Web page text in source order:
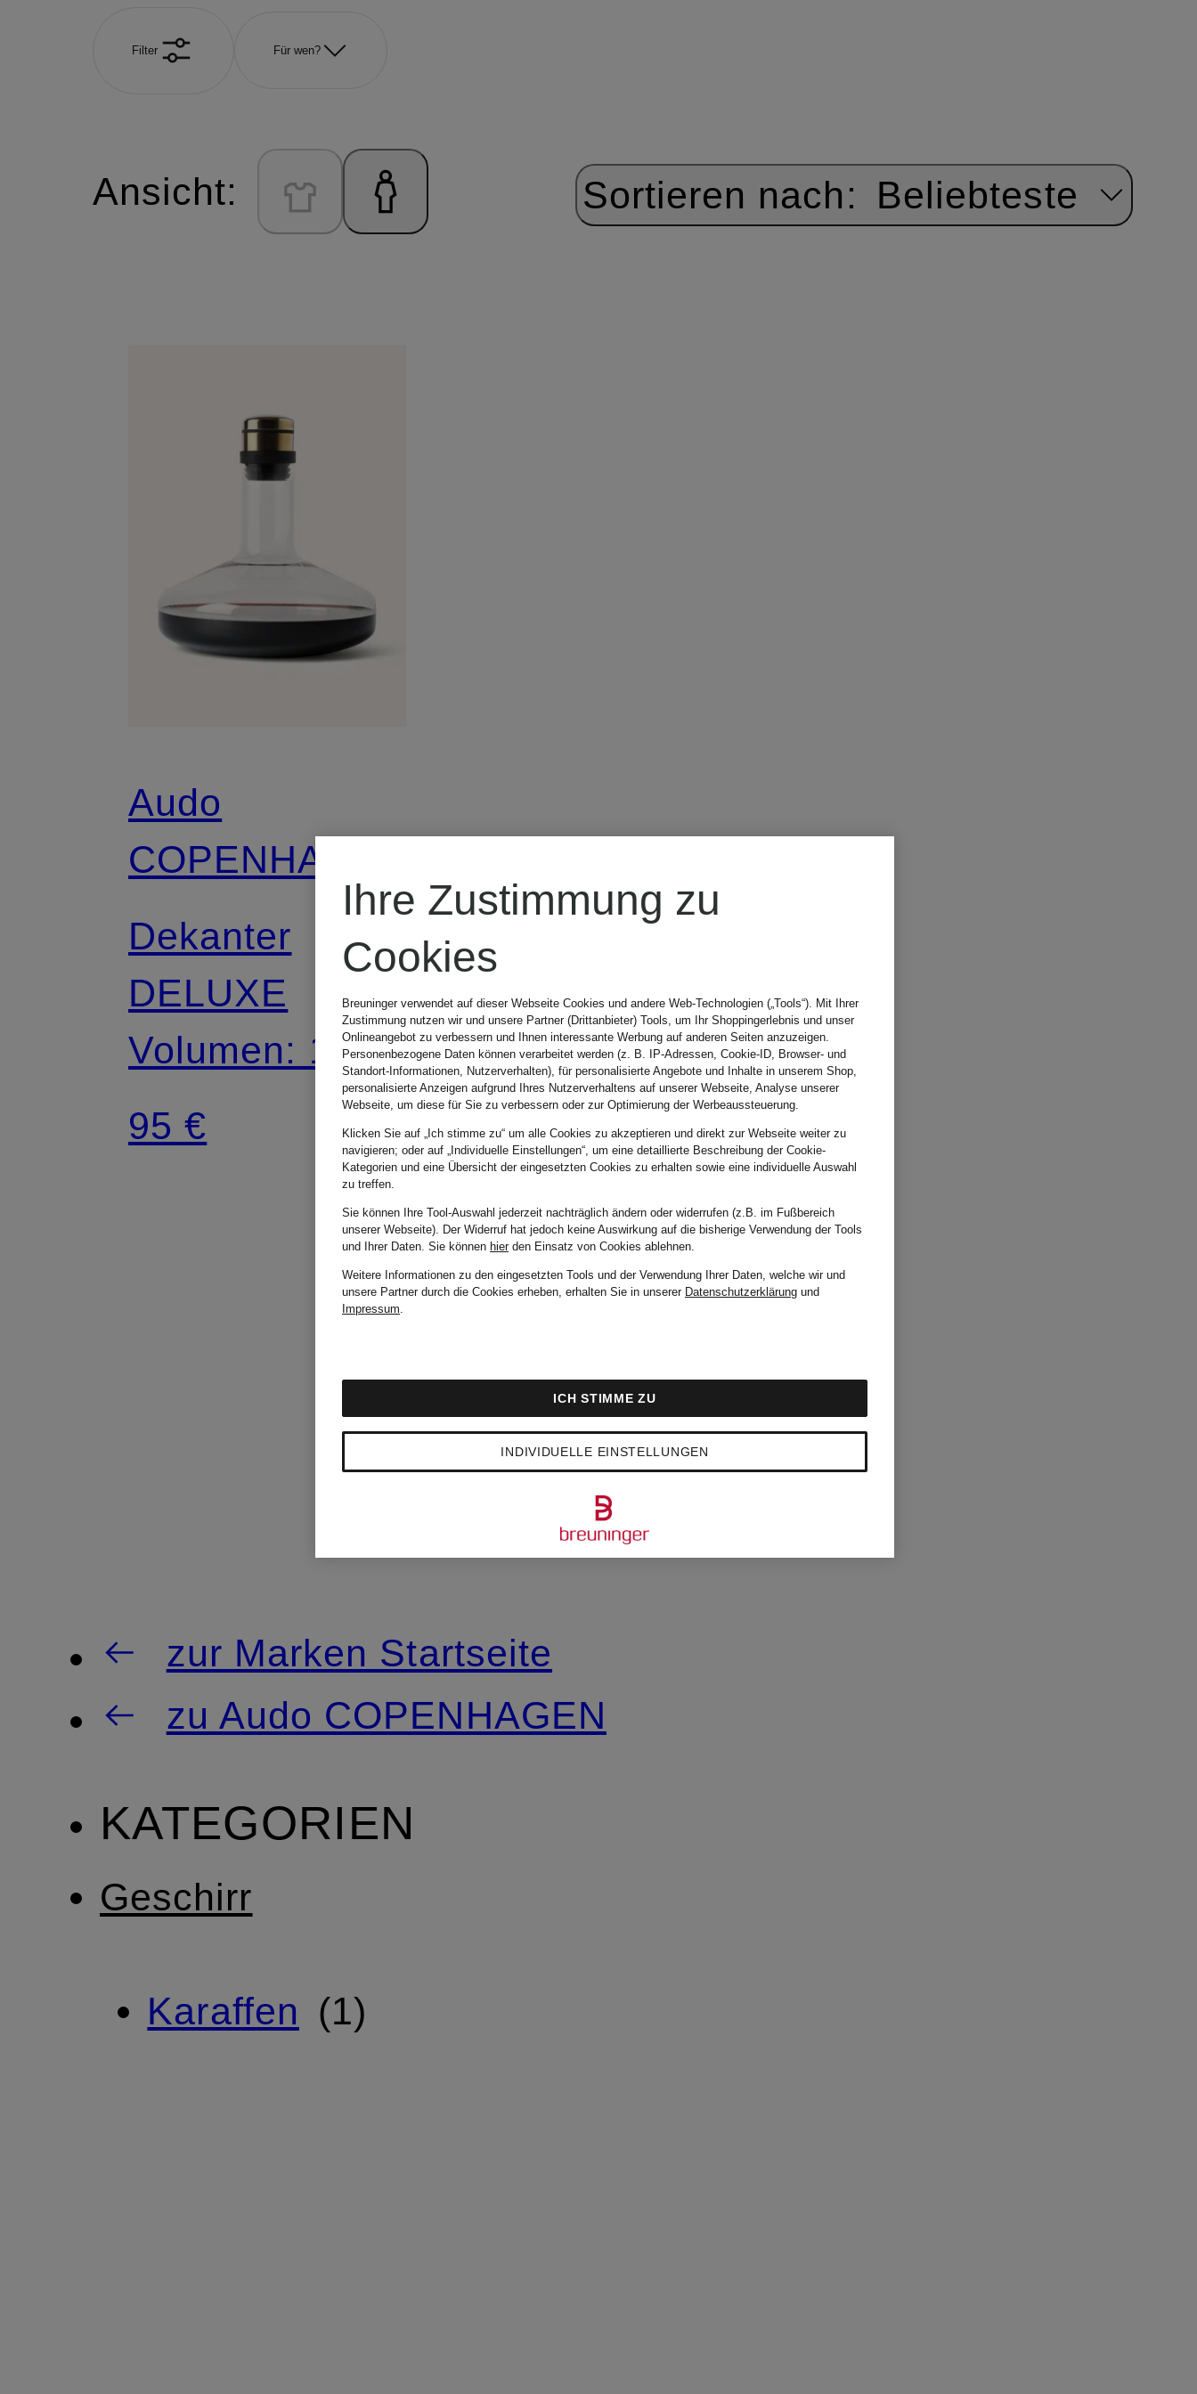
Filter Für wen?
Ansicht: Sortieren nach: Beliebteste
Audo
COPENHAGEN
Dekanter
DELUXE
Volumen: 1,4 l
95 €
zur Marken Startseite
zu Audo COPENHAGEN
KATEGORIEN
Geschirr
Karaffen 1
Ihre Zustimmung zu
Cookies
Breuninger verwendet auf dieser Webseite Cookies und andere Web-Technologien („Tools“). Mit Ihrer
Zustimmung nutzen wir und unsere Partner (Drittanbieter) Tools, um Ihr Shoppingerlebnis und unser
Onlineangebot zu verbessern und Ihnen interessante Werbung auf anderen Seiten anzuzeigen.
Personenbezogene Daten können verarbeitet werden (z. B. IP-Adressen, Cookie-ID, Browser- und
Standort-Informationen, Nutzerverhalten), für personalisierte Angebote und Inhalte in unserem Shop,
personalisierte Anzeigen aufgrund Ihres Nutzerverhaltens auf unserer Webseite, Analyse unserer
Webseite, um diese für Sie zu verbessern oder zur Optimierung der Werbeaussteuerung.
Klicken Sie auf „Ich stimme zu“ um alle Cookies zu akzeptieren und direkt zur Webseite weiter zu
navigieren; oder auf „Individuelle Einstellungen“, um eine detaillierte Beschreibung der Cookie-
Kategorien und eine Übersicht der eingesetzten Cookies zu erhalten sowie eine individuelle Auswahl
zu treffen.
Sie können Ihre Tool-Auswahl jederzeit nachträglich ändern oder widerrufen (z.B. im Fußbereich
unserer Webseite). Der Widerruf hat jedoch keine Auswirkung auf die bisherige Verwendung der Tools
und Ihrer Daten. Sie können hierden Einsatz von Cookies ablehnen.
Weitere Informationen zu den eingesetzten Tools und der Verwendung Ihrer Daten, welche wir und
unsere Partner durch die Cookies erheben, erhalten Sie in unserer Datenschutzerklärung und
Impressum.
INDIVIDUELLE EINSTELLUNGEN
ICH STIMME ZU